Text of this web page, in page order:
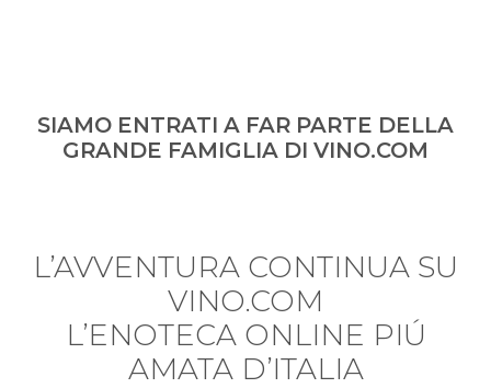
SIAMO ENTRATI A FAR PARTE DELLA
GRANDE FAMIGLIA DI VINO.COM
L’AVVENTURA CONTINUA SU
VINO.COM
L’ENOTECA ONLINE PIÚ
AMATA D’ITALIA